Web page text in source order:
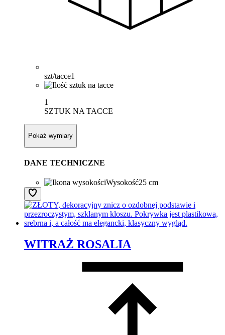
szt/tacce1
1
SZTUK NA TACCE
Pokaż wymiary
DANE TECHNICZNE
Wysokość25 cm
WITRAŻ ROSALIA